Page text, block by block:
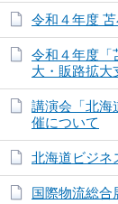
令和４年度
令和４年度「
大・販路拡大
講演会「北海
催について
北海道ビジネ
国際物流総合